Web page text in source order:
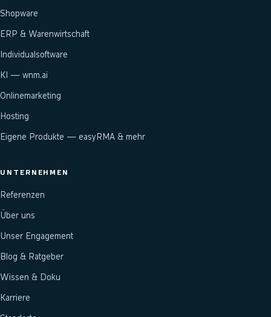
Shopware
ERP & Warenwirtschaft
Individualsoftware
KI — wnm.ai
Onlinemarketing
Hosting
Eigene Produkte — easyRMA & mehr
UNTERNEHMEN
Referenzen
Über uns
Unser Engagement
Blog & Ratgeber
Wissen & Doku
Karriere